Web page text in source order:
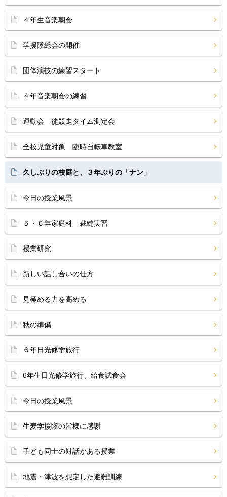
４年生音楽朝会
学援隊総会の開催
団体演技の練習スタート
４年音楽朝会の練習
運動会 徒競走タイム測定会
全校児童対象 臨時自転車教室
久しぶりの校庭と、３年ぶりの「ナン」
今日の授業風景
５・６年家庭科 裁縫実習
授業研究
新しい話し合いの仕方
見極める力を高める
秋の準備
６年日光修学旅行
6年生日光修学旅行、給食試食会
今日の授業風景
生麦学援隊の皆様に感謝
子ども同士の対話がある授業
地震・津波を想定した避難訓練